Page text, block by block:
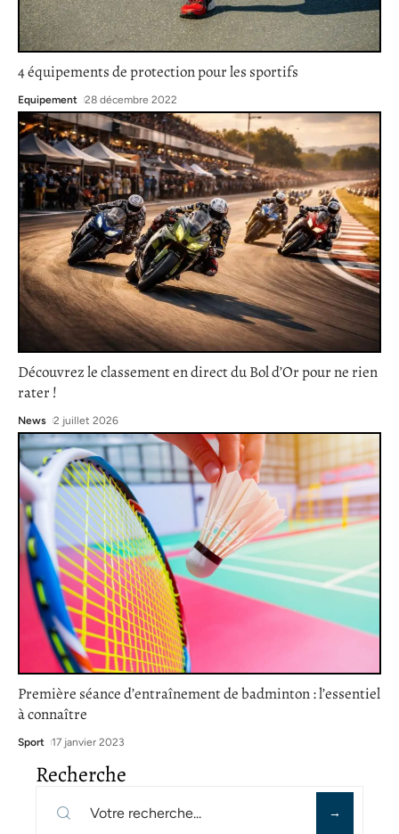
4 équipements de protection pour les sportifs
Equipement 28 décembre 2022
Découvrez le classement en direct du Bol d’Or pour ne rien
rater !
News 2 juillet 2026
Première séance d’entraînement de badminton : l’essentiel
à connaître
Sport 17 janvier 2023
Recherche